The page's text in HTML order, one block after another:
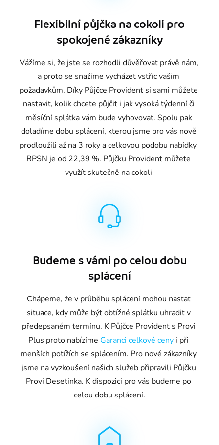
Flexibilní půjčka na cokoli pro
spokojené zákazníky
Vážíme si, že jste se rozhodli důvěřovat právě nám,
a proto se snažíme vycházet vstříc vašim
požadavkům. Díky Půjčce Provident si sami můžete
nastavit, kolik chcete půjčit i jak vysoká týdenní či
měsíční splátka vám bude vyhovovat. Spolu pak
doladíme dobu splácení, kterou jsme pro vás nově
prodloužili až na 3 roky a celkovou podobu nabídky.
RPSN je od 22,39 %. Půjčku Provident můžete
využít skutečně na cokoli.
Budeme s vámi po celou dobu
splácení
Chápeme, že v průběhu splácení mohou nastat
situace, kdy může být obtížné splátku uhradit v
předepsaném termínu. K Půjčce Provident s Provi
Plus proto nabízíme Garanci celkové ceny i při
menších potížích se splácením. Pro nové zákazníky
jsme na vyzkoušení našich služeb připravili Půjčku
Provi Desetinka. K dispozici pro vás budeme po
celou dobu splácení.